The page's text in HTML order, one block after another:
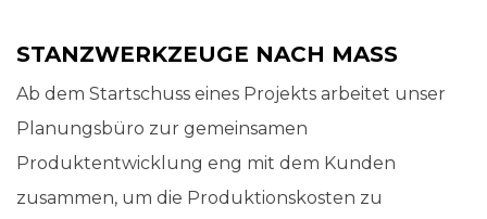
STANZWERKZEUGE NACH MASS
Ab dem Startschuss eines Projekts arbeitet unser
Planungsbüro zur gemeinsamen
Produktentwicklung eng mit dem Kunden
zusammen, um die Produktionskosten zu